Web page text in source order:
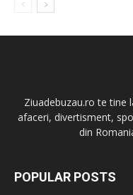
Ziuadebuzau.ro te tine
afaceri, divertisment,
din
POPULAR POSTS